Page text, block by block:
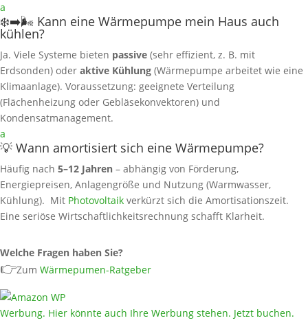
a
❄️➡️🌬️ Kann eine Wärmepumpe mein Haus auch
kühlen?
Ja. Viele Systeme bieten passive (sehr effizient, z. B. mit
Erdsonden) oder aktive Kühlung (Wärmepumpe arbeitet wie eine
Klimaanlage). Voraussetzung: geeignete Verteilung
(Flächenheizung oder Gebläsekonvektoren) und
Kondensatmanagement.
a
💡 Wann amortisiert sich eine Wärmepumpe?
Häufig nach 5–12 Jahren – abhängig von Förderung,
Energiepreisen, Anlagengröße und Nutzung (Warmwasser,
Kühlung). Mit Photovoltaik verkürzt sich die Amortisationszeit.
Eine seriöse Wirtschaftlichkeitsrechnung schafft Klarheit.
Welche Fragen haben Sie?
👉Zum Wärmepumen-Ratgeber
Werbung. Hier könnte auch Ihre Werbung stehen. Jetzt buchen.